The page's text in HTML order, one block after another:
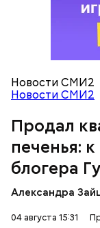
Новости СМИ2
Новости СМИ2
Продал
печенья:
блогера
Александра
04 августа 15:31
Следователи
год Гасанов
чем 170
распределил
собственными